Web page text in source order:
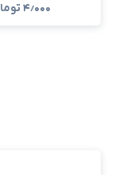
۴٫۰۰۰